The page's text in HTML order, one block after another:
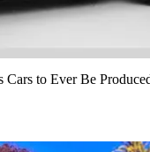
Cars to Ever Be